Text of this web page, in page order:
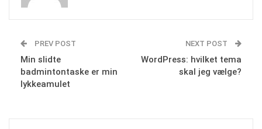
PREV POST
Min slidte
badmintontaske er min
lykkeamulet
NEXT POST
WordPress: hvilket tema
skal jeg vælge?